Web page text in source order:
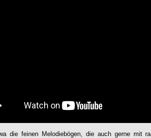
die feinen Melodiebögen, die auch gerne mit